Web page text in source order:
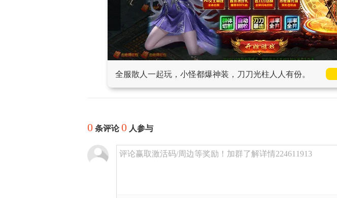
全服散人一起玩，小怪都爆神装，刀刀光柱人人有份。
0 条评论0 人参与
评论赢取激活码/周边等奖励！加群了解详情224611913